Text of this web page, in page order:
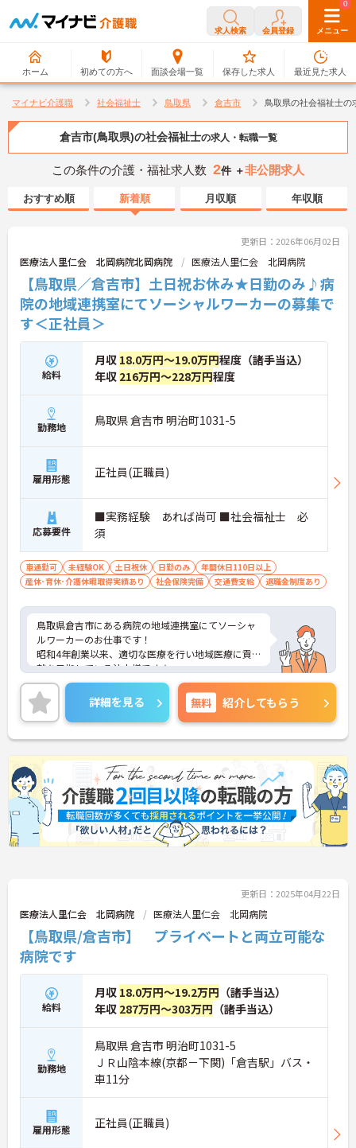
求人検索 会員登録 メニュー
ホーム 初めての方へ 面談会場一覧
0
保存した求人
0
最近見た求人
マイナビ介護職 社会福祉士 鳥取県 倉吉市 鳥取県の社会福祉士の
倉吉市(鳥取県)の社会福祉士の求人・転職一覧
この条件の介護・福祉求人数 2件 ＋非公開求人
おすすめ順 新着順 月収順 年収順
更新日：2026年06月02日
医療法人里仁会 北岡病院北岡病院 医療法人里仁会 北岡病院
【鳥取県／倉吉市】土日祝お休み★日勤のみ♪病
院の地域連携室にてソーシャルワーカーの募集で
す＜正社員＞
給料
月収 18.0万円～19.0万円程度（諸手当込）
年収 216万円～228万円程度
勤務地 鳥取県 倉吉市 明治町1031-5
雇用形態 正社員(正職員)
応募要件
■実務経験 あれば尚可 ■社会福祉士 必
須
車通勤可 未経験OK 土日祝休 日勤のみ
年間休日110日以上
産休･育休･介護休暇取得実績あり
社会保険完備 交通費支給 退職金制度あり
鳥取県倉吉市にある病院の地域連携室にてソーシャ
ルワーカーのお仕事です！
昭和4年創業以来、適切な医療を行い地域医療に貢
献を目指している法人様です★
土日祝お休みで年間休日が121日とプライベートと
の両立もしっかりできます♪
ご興味ある方には、面接対策ポイントなど、さらに
詳細をお話しいたしますのでお気軽にご相談くださ
い。
詳細を見る 無料 紹介してもらう
更新日：2025年04月22日
医療法人里仁会 北岡病院 医療法人里仁会 北岡病院
【鳥取県/倉吉市】 プライベートと両立可能な
病院です
給料
月収 18.0万円～19.2万円 （諸手当込）
年収 287万円～303万円 （諸手当込）
勤務地
鳥取県 倉吉市 明治町1031-5
ＪＲ山陰本線(京都－下関)「倉吉駅」バス・
車11分
雇用形態 正社員(正職員)